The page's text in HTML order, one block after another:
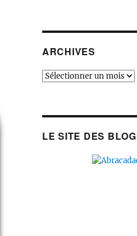
ARCHIVES
Archives
LE SITE DES